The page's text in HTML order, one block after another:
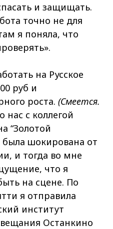
и защищать.
точно не для
я поняла, что
на Русское
руб и
роста. (Смеется.
с коллегой
“Золотой
шокирована от
и тогда во мне
что я
на сцене. По
я отправила
институт
Останкино